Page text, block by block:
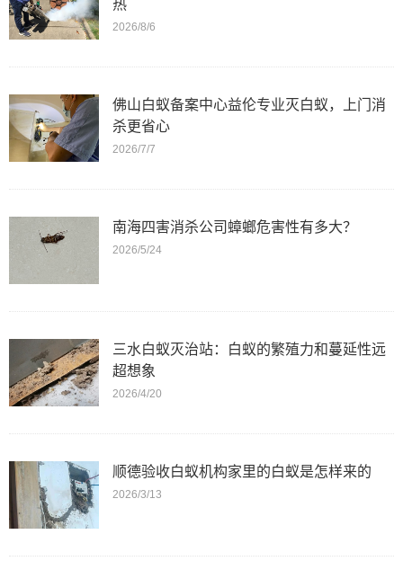
热
2026/8/6
佛山白蚁备案中心益伦专业灭白蚁，上门消
杀更省心
2026/7/7
南海四害消杀公司蟑螂危害性有多大？
2026/5/24
三水白蚁灭治站：白蚁的繁殖力和蔓延性远
超想象
2026/4/20
顺德验收白蚁机构家里的白蚁是怎样来的
2026/3/13